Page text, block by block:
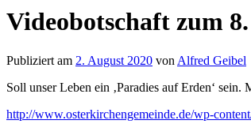
Videobotschaft zum
Publiziert am 2. August 2020 von Alfred Geibel
Soll unser Leben ein ‚Paradies auf Erden‘
http://www.osterkirchengemeinde.de/wp-